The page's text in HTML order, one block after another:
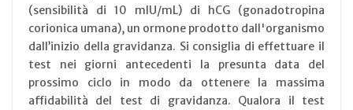
(sensibilità di 10 mIU/mL) di hCG (gonadotropina
corionica umana), un ormone prodotto dall'organismo
dall’inizio della gravidanza. Si consiglia di effettuare il
test nei giorni antecedenti la presunta data del
prossimo ciclo in modo da ottenere la massima
affidabilità del test di gravidanza. Qualora il test